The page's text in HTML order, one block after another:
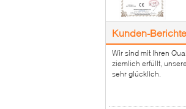
Kunden-Berichte
Wir sind mit Ihren
ziemlich erfüllt,
sehr glücklich.